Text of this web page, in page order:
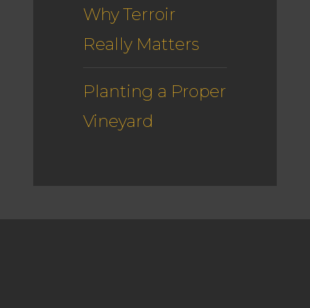
Why Terroir
Really Matters
Planting a Proper
Vineyard